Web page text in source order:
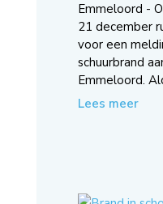
Emmeloord -
21 december
voor een
schuurbrand
Emmeloord.
Lees meer